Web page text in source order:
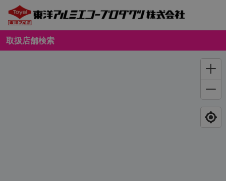
取扱店舗検索